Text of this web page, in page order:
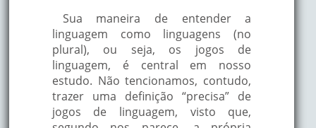
Sua maneira de entender a
linguagem como linguagens (no
plural), ou seja, os jogos de
linguagem, é central em nosso
estudo. Não tencionamos, contudo,
trazer uma definição “precisa” de
jogos de linguagem, visto que,